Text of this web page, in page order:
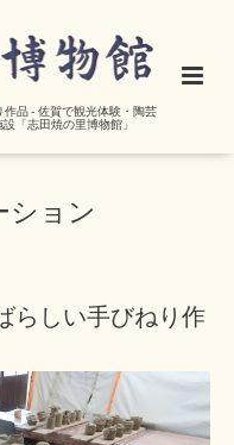
品 - 佐賀で観光体験・陶芸
「志田焼の里博物館」
ション
らしい手びねり作